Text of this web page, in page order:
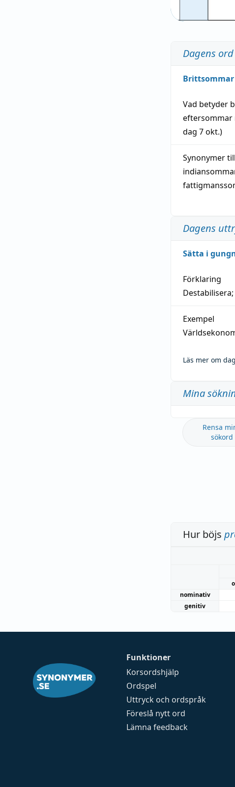
Dagens ord
Brittsommar
Vad betyder
eftersommar
dag 7 okt.)
Synonymer till
Dagens
Sätta i
Förklaring
Exempel
Läs mer om
Mina
Rensa
sökord
Hur böjs
nominativ
genitiv
Funktioner
Korsordshjälp
Ordspel
Uttryck och ordspråk
Föreslå nytt ord
Lämna feedback